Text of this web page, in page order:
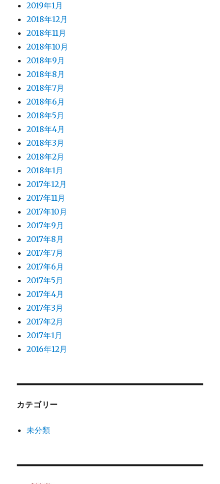
2019年1月
2018年12月
2018年11月
2018年10月
2018年9月
2018年8月
2018年7月
2018年6月
2018年5月
2018年4月
2018年3月
2018年2月
2018年1月
2017年12月
2017年11月
2017年10月
2017年9月
2017年8月
2017年7月
2017年6月
2017年5月
2017年4月
2017年3月
2017年2月
2017年1月
2016年12月
カテゴリー
未分類